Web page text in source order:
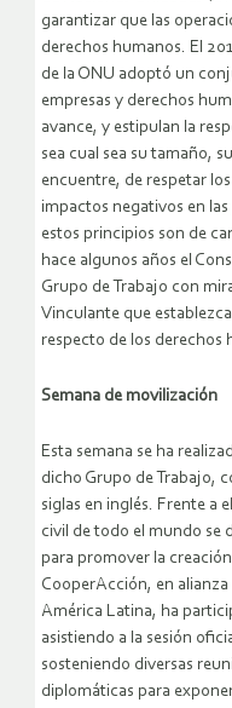
garantizar que las
derechos humanos. El
de la ONU adoptó un
empresas y derechos
avance, y estipulan la
sea cual sea su tamaño,
encuentre, de respetar
impactos negativos en
estos principios son de
hace algunos años el
Grupo de Trabajo con
Vinculante que
respecto de los derechos
Semana de movilización
Esta semana se ha
dicho Grupo de Trabajo,
siglas en inglés. Frente a
civil de todo el mundo se
para promover la
CooperAcción, en
América Latina, ha
asistiendo a la sesión
sosteniendo diversas
diplomáticas para